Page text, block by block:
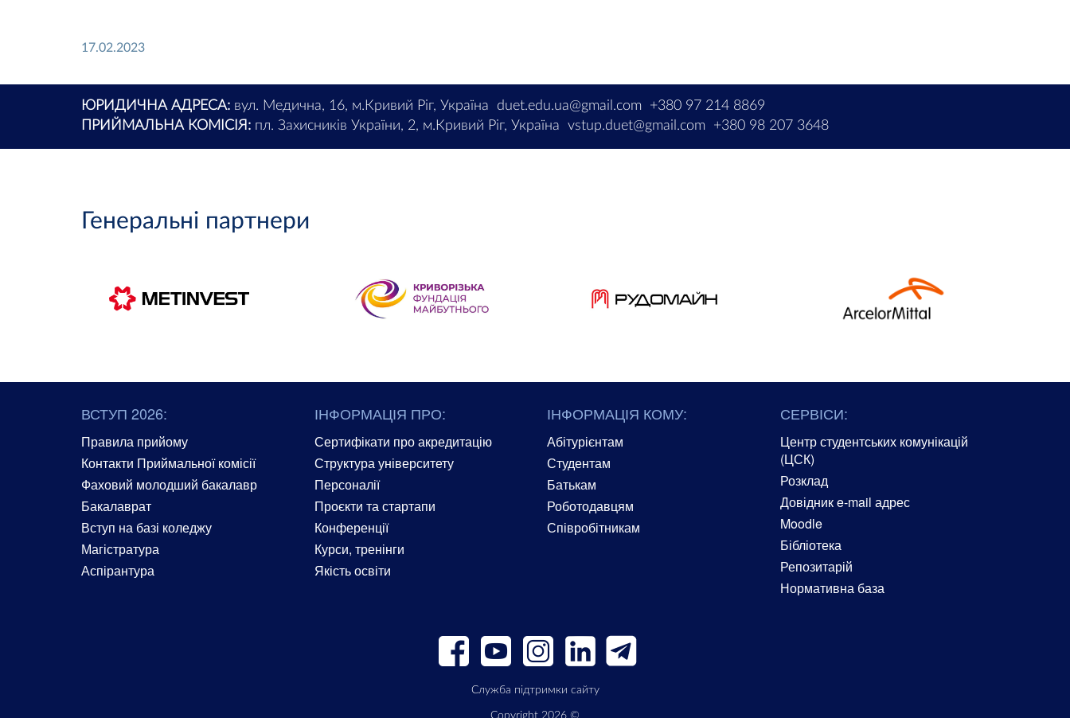
17.02.2023
ЮРИДИЧНА АДРЕСА: вул. Медична, 16, м.Кривий Ріг, Україна duet.edu.ua@gmail.com
+380 97 214 8869
ПРИЙМАЛЬНА КОМІСІЯ: пл. Захисників України, 2, м.Кривий Ріг, Україна vstup.duet@gmail.com +380 98 207 3648
Генеральні партнери
ВСТУП 2026:
Правила прийому
Контакти Приймальної комісії
Фаховий молодший бакалавр
Бакалаврат
Вступ на базі коледжу
Магістратура
Аспірантура
ІНФОРМАЦІЯ ПРО:
Сертифікати про акредитацію
Структура університету
Персоналії
Проєкти та стартапи
Конференції
Курси, тренінги
Якість освіти
ІНФОРМАЦІЯ КОМУ:
Абітурієнтам
Студентам
Батькам
Роботодавцям
Співробітникам
СЕРВІСИ:
Центр студентських комунікацій
(ЦСК)
Розклад
Довідник e-mail адрес
Moodle
Бібліотека
Репозитарій
Нормативна база
Служба підтримки сайту